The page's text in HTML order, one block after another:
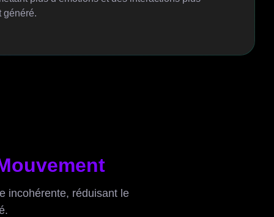
généré.
incohérente, réduisant le